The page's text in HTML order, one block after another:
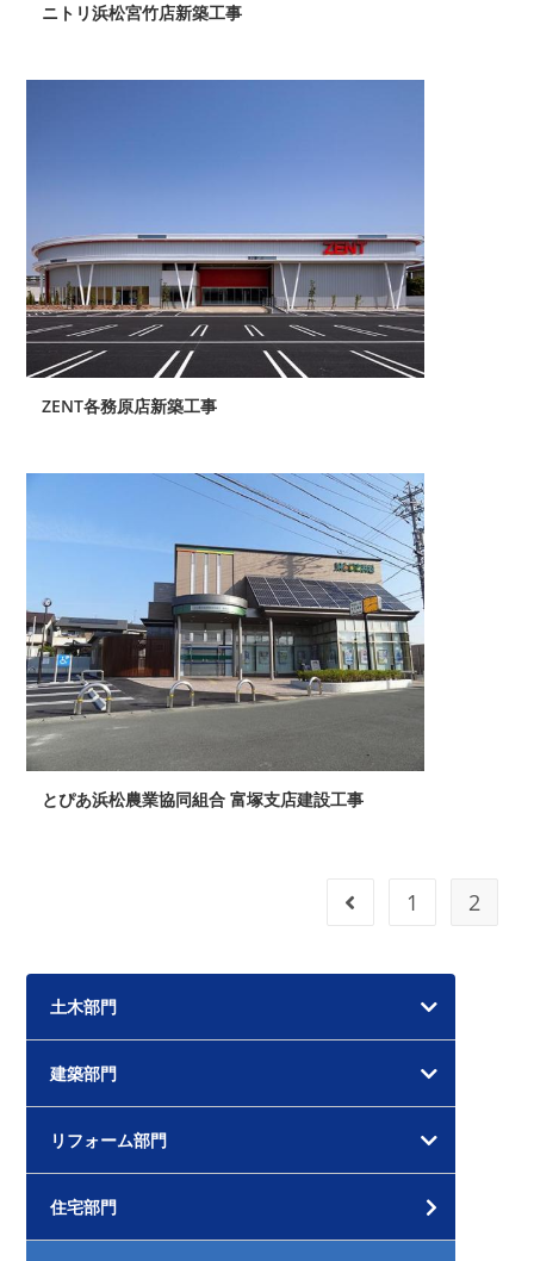
ニトリ浜松宮竹店新築工事
ZENT各務原店新築工事
とぴあ浜松農業協同組合 富塚支店建設工事
前のページヘ
1 2
土木部門
建築部門
リフォーム部門
住宅部門